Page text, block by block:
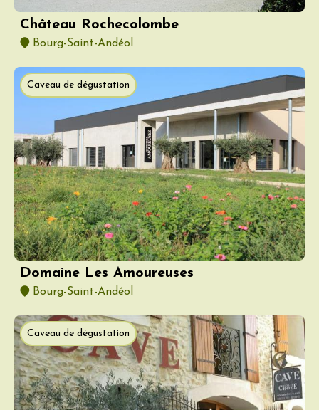
Château Rochecolombe
Bourg-Saint-Andéol
Caveau de dégustation
Domaine Les Amoureuses
Bourg-Saint-Andéol
Caveau de dégustation